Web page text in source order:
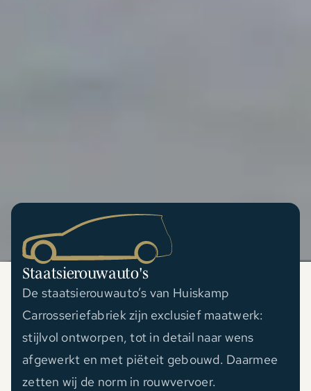
Staatsierouwauto's
De staatsierouwauto’s van Huiskamp
Carrosseriefabriek zijn exclusief maatwerk:
stijlvol ontworpen, tot in detail naar wens
afgewerkt en met piëteit gebouwd. Daarmee
zetten wij de norm in rouwvervoer.